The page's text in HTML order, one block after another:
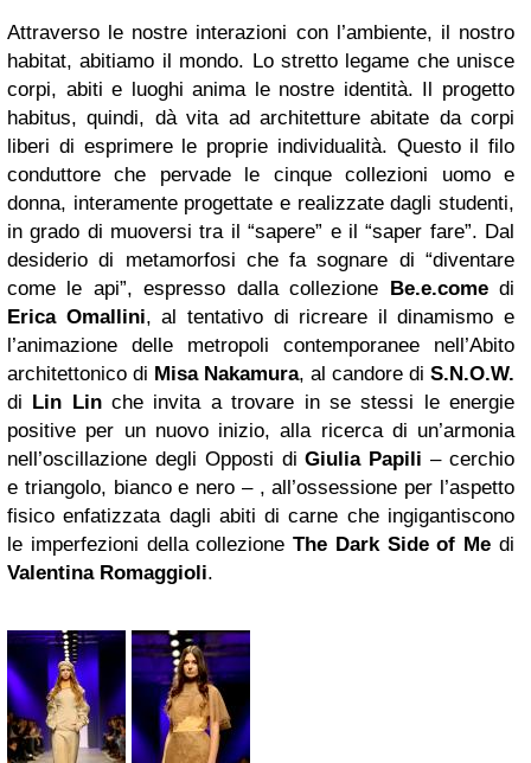
Attraverso le nostre interazioni con l’ambiente, il nostro
habitat, abitiamo il mondo. Lo stretto legame che unisce
corpi, abiti e luoghi anima le nostre identità. Il progetto
habitus, quindi, dà vita ad architetture abitate da corpi
liberi di esprimere le proprie individualità. Questo il filo
conduttore che pervade le cinque collezioni uomo e
donna, interamente progettate e realizzate dagli studenti,
in grado di muoversi tra il “sapere” e il “saper fare”. Dal
desiderio di metamorfosi che fa sognare di “diventare
come le api”, espresso dalla collezione Be.e.comedi
Erica Omallini, al tentativo di ricreare il dinamismo e
l’animazione delle metropoli contemporanee nell’Abito
architettonico di Misa Nakamura, al candore di S.N.O.W.
di Lin Linche invita a trovare in se stessi le energie
positive per un nuovo inizio, alla ricerca di un’armonia
nell’oscillazione degli Opposti diGiulia Papili– cerchio
e triangolo, bianco e nero – , all’ossessione per l’aspetto
fisico enfatizzata dagli abiti di carne che ingigantiscono
le imperfezioni della collezioneThe Dark Side of Me di
Valentina Romaggioli.